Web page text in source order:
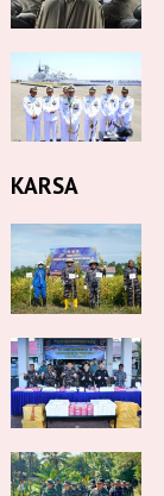
KARSA